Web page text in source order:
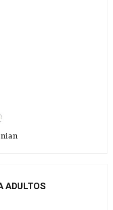
ADULTOS